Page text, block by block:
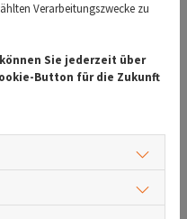
Verarbeitungszwecke zu
Sie jederzeit über
Button für die Zukunft